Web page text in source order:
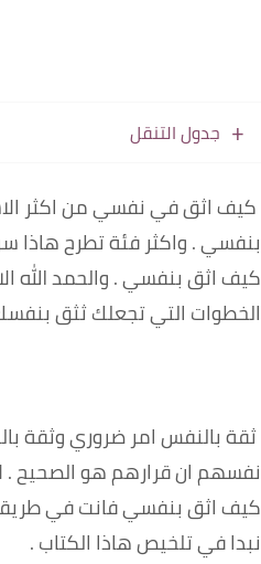
جدول التنقل
كيف اثق في نفسي من اكثر
بنفسي . واكثر فئة تطرح هاذا
كيف اثق بنفسي . والحمد الله
الخطوات التي تجعلك ثثق
ثقة بالنفس امر ضروري وثقة
نفسهم ان قرارهم هو الصحيح .
كيف اثق بنفسي فانت في
نبدا في تلخيص هاذا الكتاب .